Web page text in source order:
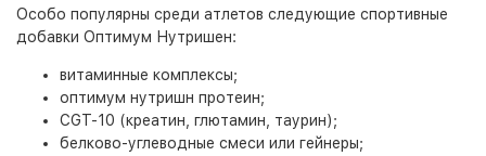
Особо популярны среди атлетов следующие спортивные
добавки Оптимум Нутришен:
витаминные комплексы;
оптимум нутришн протеин;
CGT-10 (креатин, глютамин, таурин);
белково-углеводные смеси или гейнеры;